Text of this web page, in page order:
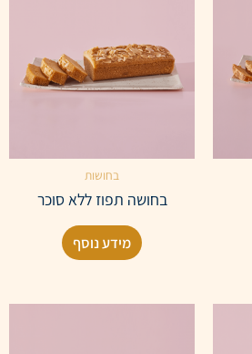
בחושות
בחושה תפוז ללא סוכר
מידע נוסף